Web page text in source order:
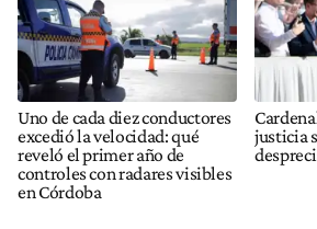
Uno de cada diez conductores
excedió la velocidad: qué
reveló el primer año de
controles con radares visibles
en Córdoba
justicia